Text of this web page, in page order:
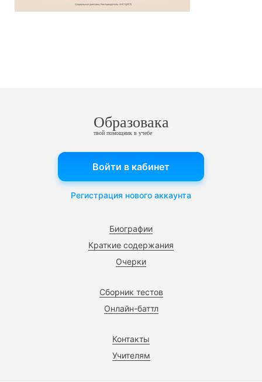
Образовака
твой помощник в учебе
Биографии
Краткие содержания
Очерки
Сборник тестов
Онлайн-баттл
Контакты
Учителям
Войти в кабинет
Регистрация нового аккаунта